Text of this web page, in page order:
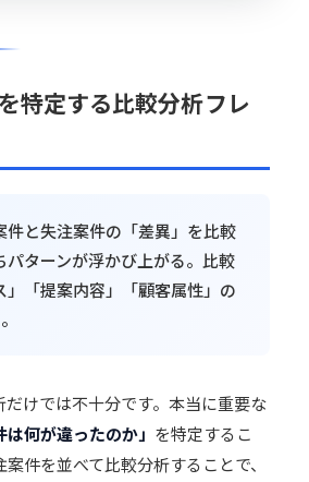
特定する比較分析フレ
件と失注案件の「差異」を比較
パターンが浮かび上がる。比較
」「提案内容」「顧客属性」の
けでは不十分です。本当に重要な
は何が違ったのか」 を特定するこ
件を並べて比較分析することで、